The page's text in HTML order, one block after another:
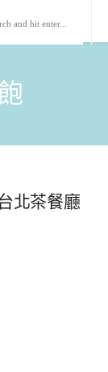
北茶餐廳